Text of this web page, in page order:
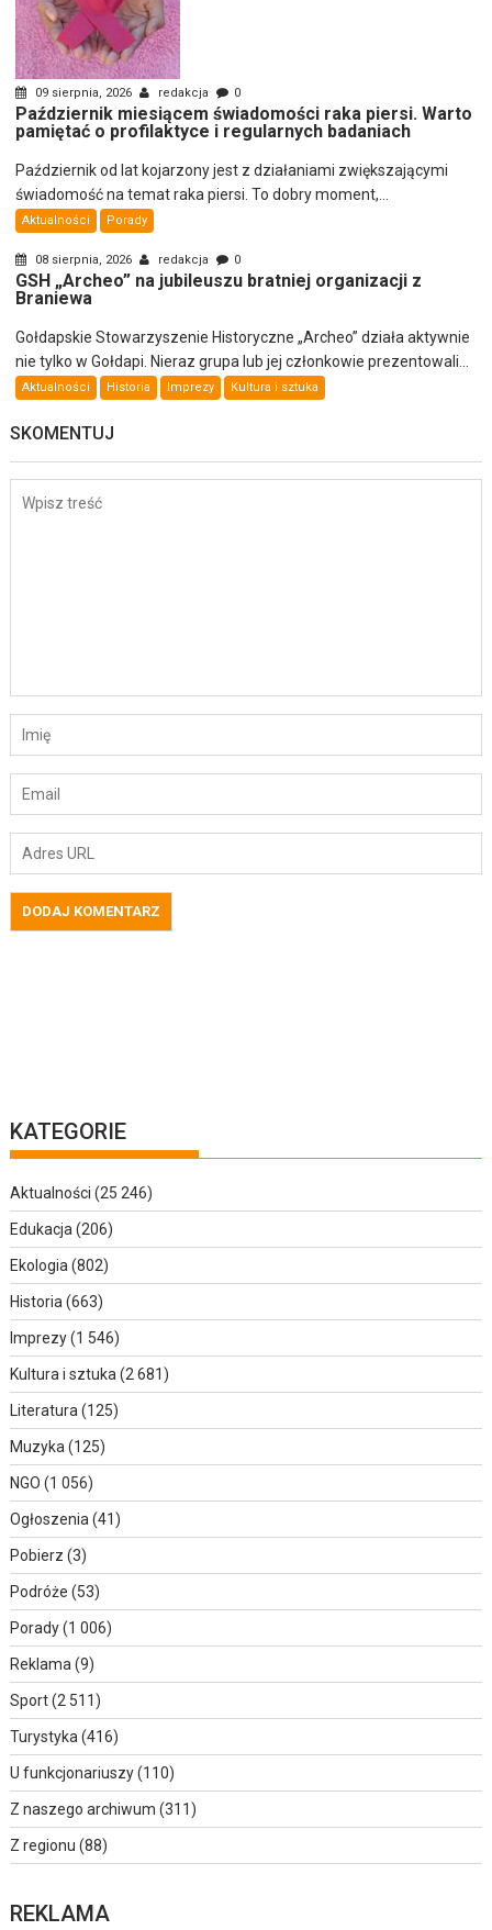
09 sierpnia, 2026 redakcja 0
Październik miesiącem świadomości raka piersi. Warto
pamiętać o profilaktyce i regularnych badaniach
Październik od lat kojarzony jest z działaniami zwiększającymi
świadomość na temat raka piersi. To dobry moment,...
Aktualności Porady
08 sierpnia, 2026 redakcja 0
GSH „Archeo” na jubileuszu bratniej organizacji z
Braniewa
Gołdapskie Stowarzyszenie Historyczne „Archeo” działa aktywnie
nie tylko w Gołdapi. Nieraz grupa lub jej członkowie prezentowali...
Aktualności Historia Imprezy Kultura i sztuka
SKOMENTUJ
KATEGORIE
Aktualności (25 246)
Edukacja(206)
Ekologia(802)
Historia(663)
Imprezy(1 546)
Kultura i sztuka(2 681)
Literatura(125)
Muzyka(125)
NGO (1 056)
Ogłoszenia(41)
Pobierz (3)
Podróże (53)
Porady(1 006)
Reklama(9)
Sport(2 511)
Turystyka(416)
U funkcjonariuszy(110)
Z naszego archiwum (311)
Z regionu (88)
REKLAMA